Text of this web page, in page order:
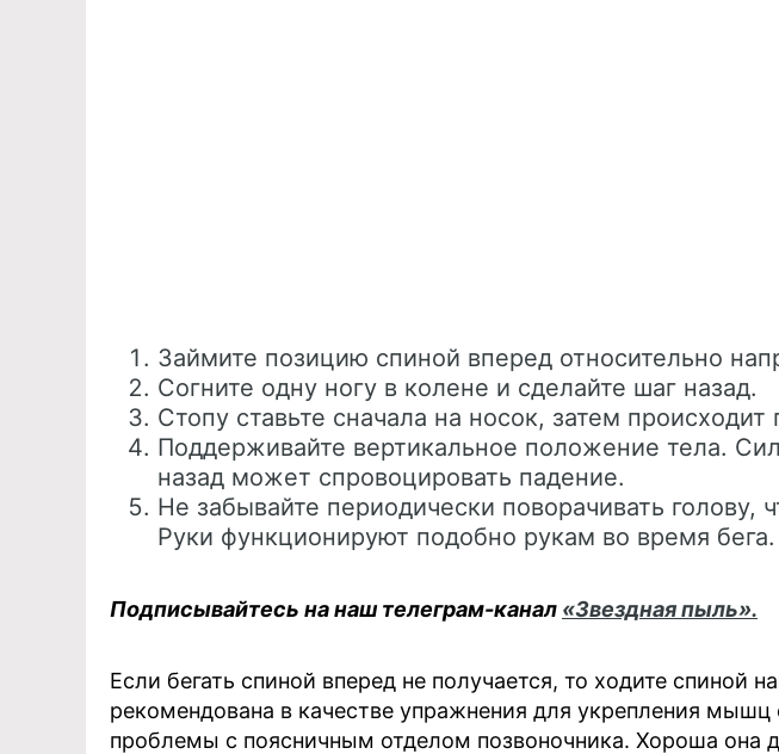
Займите позицию спиной вперед относительно
Согните одну ногу в колене и сделайте шаг назад.
Стопу ставьте сначала на носок, затем происходит
Поддерживайте вертикальное положение тела.
назад может спровоцировать падение.
Не забывайте периодически поворачивать голову,
Руки функционируют подобно рукам во время бега.
Подписывайтесь на наш телеграм-канал «Звездная пыль».
Если бегать спиной вперед не получается, то ходите спиной
рекомендована в качестве упражнения для укрепления
проблемы с поясничным отделом позвоночника. Хороша она